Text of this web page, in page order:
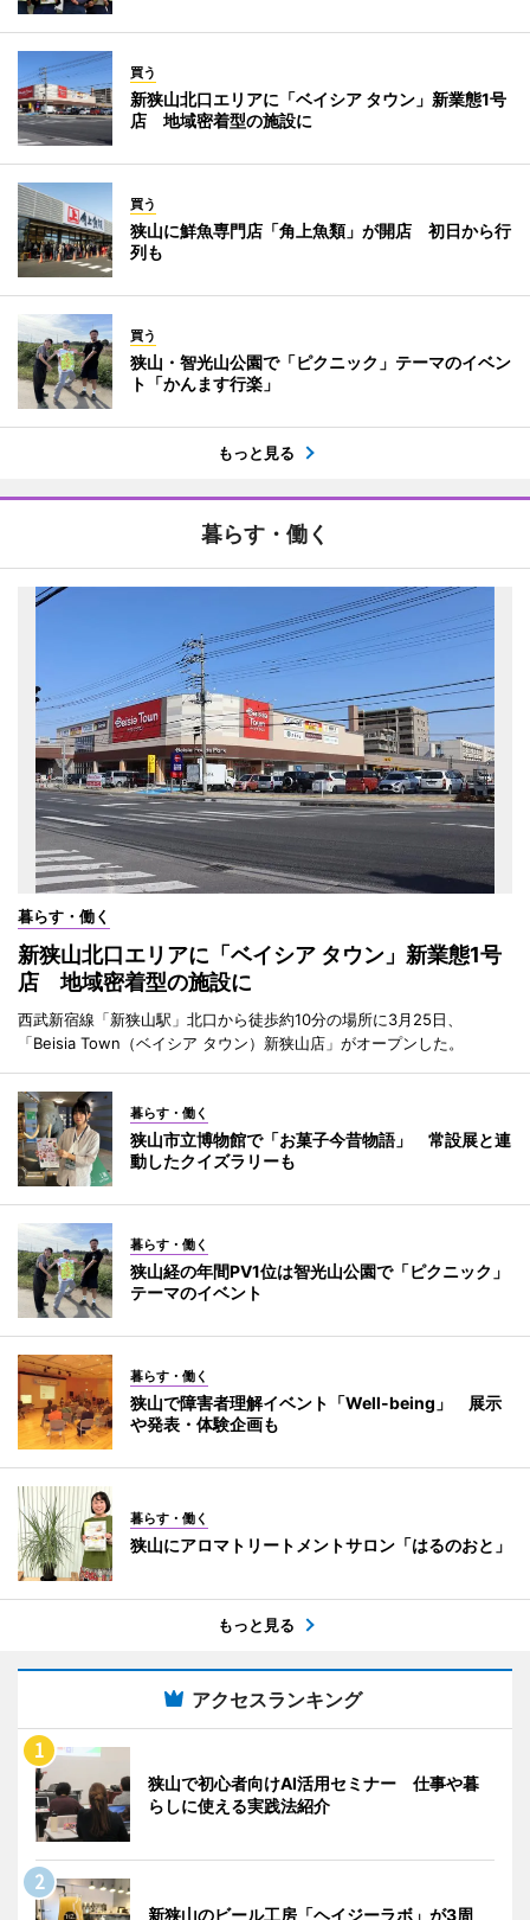
買う
新狭山北口エリアに「ベイシア タウン」新業態1号
店 地域密着型の施設に
買う
狭山に鮮魚専門店「角上魚類」が開店 初日から行
列も
買う
狭山・智光山公園で「ピクニック」テーマのイベン
ト「かんます行楽」
もっと見る
暮らす・働く
暮らす・働く
新狭山北口エリアに「ベイシア タウン」新業態1号
店 地域密着型の施設に
西武新宿線「新狭山駅」北口から徒歩約10分の場所に3月25日、
「Beisia Town（ベイシア タウン）新狭山店」がオープンした。
暮らす・働く
狭山市立博物館で「お菓子今昔物語」 常設展と連
動したクイズラリーも
暮らす・働く
狭山経の年間PV1位は智光山公園で「ピクニック」
テーマのイベント
暮らす・働く
狭山で障害者理解イベント「Well-being」 展示
や発表・体験企画も
暮らす・働く
狭山にアロマトリートメントサロン「はるのおと」
もっと見る
アクセスランキング
狭山で初心者向けAI活用セミナー 仕事や暮
らしに使える実践法紹介
新狭山のビール工房「ヘイジーラボ」が3周